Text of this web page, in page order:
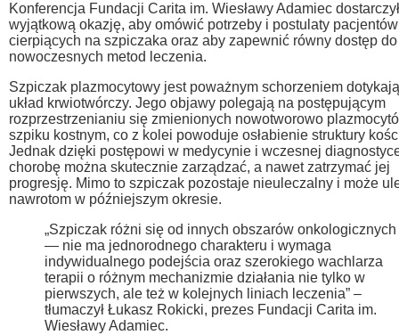
Konferencja Fundacji Carita im. Wiesławy Adamiec
wyjątkową okazję, aby omówić potrzeby i postulaty pacjentów
cierpiących na szpiczaka oraz aby zapewnić równy dostęp do
nowoczesnych metod leczenia.
Szpiczak plazmocytowy jest poważnym schorzeniem
układ krwiotwórczy. Jego objawy polegają na postępującym
rozprzestrzenianiu się zmienionych nowotworowo
szpiku kostnym, co z kolei powoduje osłabienie struktury
Jednak dzięki postępowi w medycynie i wczesnej
chorobę można skutecznie zarządzać, a nawet zatrzymać jej
progresję. Mimo to szpiczak pozostaje nieuleczalny i może
nawrotom w późniejszym okresie.
„Szpiczak różni się od innych obszarów onkologicznych
— nie ma jednorodnego charakteru i wymaga
indywidualnego podejścia oraz szerokiego wachlarza
terapii o różnym mechanizmie działania nie tylko w
pierwszych, ale też w kolejnych liniach leczenia” –
tłumaczył Łukasz Rokicki, prezes Fundacji Carita im.
Wiesławy Adamiec.